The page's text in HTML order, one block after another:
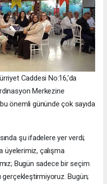
Caddesi No:16,’da
Merkezine
önemli gününde çok sayıda
şu ifadelere yer verdi;
üyelerimiz, çalışma
Bugün sadece bir seçim
gerçekleştirmiyoruz. Bugün;